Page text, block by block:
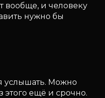
вообще, и человеку
нужно бы
услышать. Можно
этого ещё и срочно.